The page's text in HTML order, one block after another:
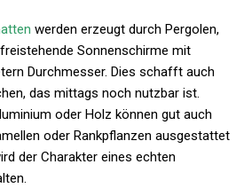
werden erzeugt durch Pergolen,
Sonnenschirme mit
Durchmesser. Dies schafft auch
das mittags noch nutzbar ist.
oder Holz können gut auch
oder Rankpflanzen ausgestattet
der Charakter eines echten